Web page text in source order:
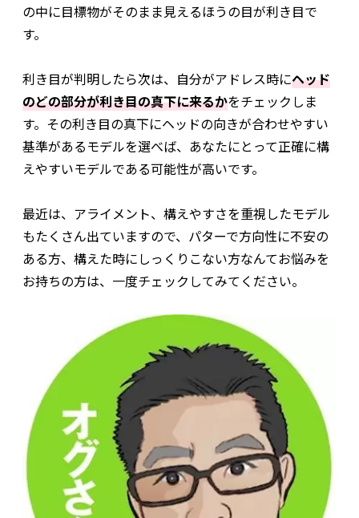
の中に目標物がそのまま見えるほうの目が利き目で
す。
利き目が判明したら次は、自分がアドレス時にヘッド
のどの部分が利き目の真下に来るかをチェックしま
す。その利き目の真下にヘッドの向きが合わせやすい
基準があるモデルを選べば、あなたにとって正確に構
えやすいモデルである可能性が高いです。
最近は、アライメント、構えやすさを重視したモデル
もたくさん出ていますので、パターで方向性に不安の
ある方、構えた時にしっくりこない方なんてお悩みを
お持ちの方は、一度チェックしてみてください。